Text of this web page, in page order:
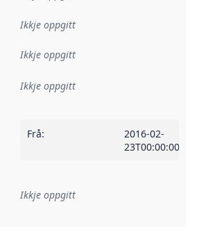
Ikkje oppgitt
Ikkje oppgitt
Ikkje oppgitt
Frå:
2016-02-
23T00:00:00Z
Referanse til ei implementeringsregel eller
Ikkje oppgitt